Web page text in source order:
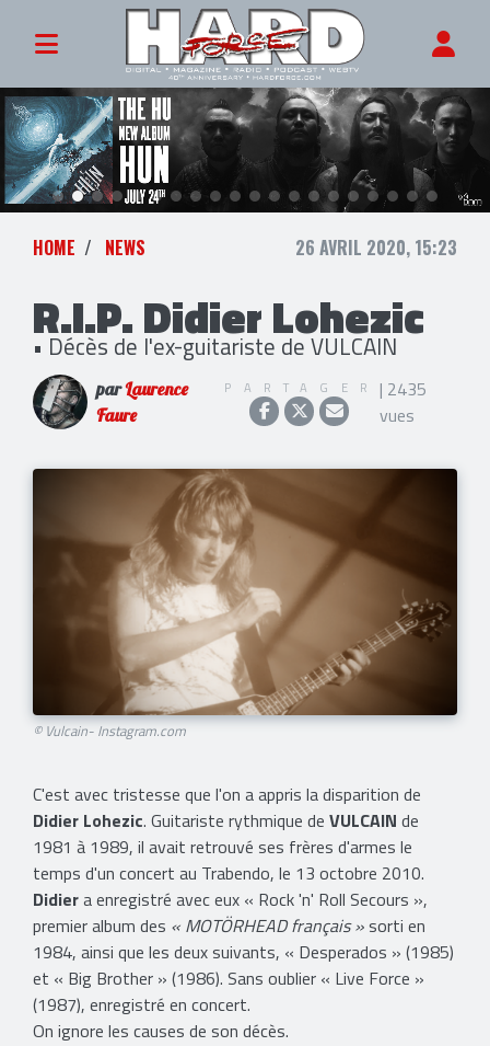
HOME NEWS 26 AVRIL 2020, 15:23
R.I.P. Didier Lohezic
• Décès de l'ex-guitariste de VULCAIN
parLaurence
Faure
PARTAGER | 2435
vues
© Vulcain- Instagram.com
C'est avec tristesse que l'on a appris la disparition de
Didier Lohezic. Guitariste rythmique de VULCAIN de
1981 à 1989, il avait retrouvé ses frères d'armes le
temps d'un concert au Trabendo, le 13 octobre 2010.
Didiera enregistré avec eux « Rock 'n' Roll Secours »,
premier album des « MOTÖRHEAD français »sorti en
1984, ainsi que les deux suivants, « Desperados » (1985)
et « Big Brother » (1986). Sans oublier « Live Force »
(1987), enregistré en concert.
On ignore les causes de son décès.